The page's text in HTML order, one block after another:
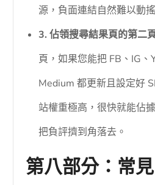
源，負面連結自然難以動
3. 佔領搜尋結果頁的第二
頁，如果您能把 FB、IG、
Medium 都更新且設定好
站權重極高，很快就能佔
把負評擠到角落去。
第八部分：常